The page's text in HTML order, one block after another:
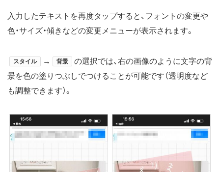
入力したテキストを再度タップすると、フォントの変更や
色・サイズ・傾きなどの変更メニューが表示されます。
スタイル → 背景
の選択では、右の画像のように文字の背
景を色の塗りつぶしでつけることが可能です（透明度など
も調整できます）。